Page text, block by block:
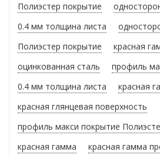
Полиэстер покрытие
0.4 мм толщина листа
Полиэстер покрытие
красная
оцинкованная сталь
профиль
0.4 мм толщина листа
красная
красная глянцевая поверхность
профиль макси покрытие
красная гамма
красная гамма